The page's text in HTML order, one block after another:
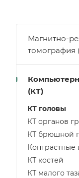
Магнитно-
томография
(КТ)
КТ головы
КТ органов
КТ брюшной
Контрастные
КТ костей
КТ малого